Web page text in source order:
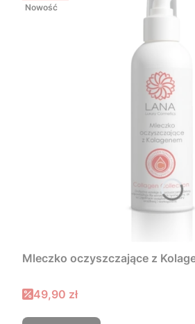
Nowość
Mleczko oczyszczające z
49,90 zł